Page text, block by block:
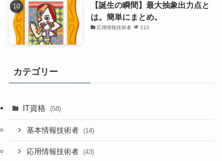
【誕生の瞬間】最大抽象出力点と
は。簡単にまとめ。
応用情報技術者 213
カテゴリー
IT資格 (58)
基本情報技術者 (14)
応用情報技術者 (43)